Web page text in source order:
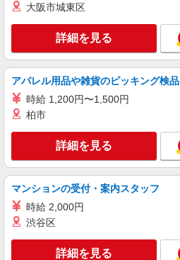
大阪市城東区
詳細を見る
アパレル用品や雑貨のピッキング検品
時給 1,200円〜1,500円
柏市
詳細を見る
マンションの受付・案内スタッフ
時給 2,000円
渋谷区
詳細を見る